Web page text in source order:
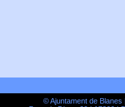
© Ajuntament de Blanes |